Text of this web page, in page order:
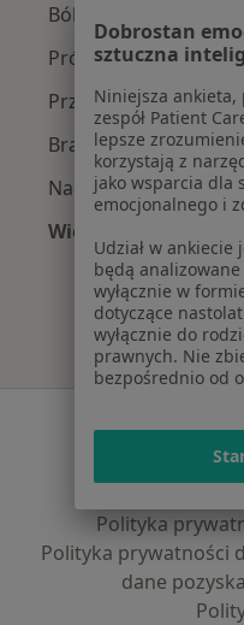
Ból zęba w Ząbkach
Próchnica w Ząbkach
Przebarwienia
Braki zębowe w
Nadwrażliwość
Więcej (15)
Więcej w
Polityka
Polityka prywatności
dane
Dobrostan
sztuczna
Niniejsza ankieta,
zespół Patient
lepsze
korzystają z
jako wsparcia dla
emocjonalnego i
Udział w
będą
wyłącznie w
dotyczące
wyłącznie do
prawnych. Nie
bezpośrednio od